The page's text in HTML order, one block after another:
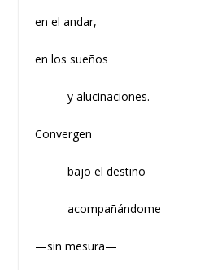
en el andar,
en los sueños
y alucinaciones.
Convergen
bajo el destino
acompañándome
—sin mesura—